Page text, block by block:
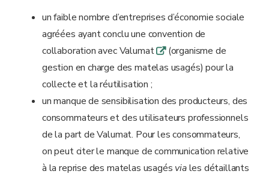
un faible nombre d’entreprises d’économie sociale
agréées ayant conclu une convention de
collaboration avec Valumatq(organisme de
gestion en charge des matelas usagés) pour la
collecte et la réutilisation ;
un manque de sensibilisation des producteurs, des
consommateurs et des utilisateurs professionnels
de la part de Valumat. Pour les consommateurs,
on peut citer le manque de communication relative
à la reprise des matelas usagés viales détaillants